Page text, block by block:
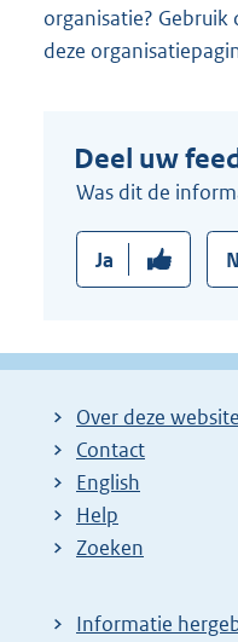
organisatie? Gebruik
deze
Deel uw
Was dit de
Ja
Over deze website
Contact
English
Help
Zoeken
Informatie